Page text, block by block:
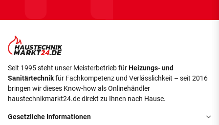
Seit 1995 steht unser Meisterbetrieb fürHeizungs- und
Sanitärtechnikfür Fachkompetenz und Verlässlichkeit – seit 2016
bringen wir dieses Know-how als Onlinehändler
haustechnikmarkt24.de direkt zu Ihnen nach Hause.
Gesetzliche Informationen